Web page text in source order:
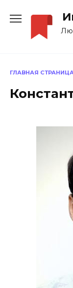
содержанию
ГЛАВНАЯ